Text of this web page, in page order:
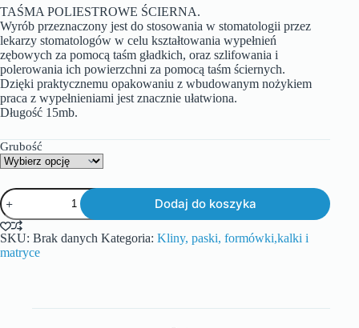
TAŚMA POLIESTROWE ŚCIERNA.
Wyrób przeznaczony jest do stosowania w stomatologii przez
lekarzy stomatologów w celu kształtowania wypełnień
zębowych za pomocą taśm gładkich, oraz szlifowania i
polerowania ich powierzchni za pomocą taśm ściernych.
Dzięki praktycznemu opakowaniu z wbudowanym nożykiem
praca z wypełnieniami jest znacznie ułatwiona.
Długość 15mb.
Grubość
Dodaj do koszyka
SKU: Brak danych Kategoria: Kliny, paski, formówki,kalki i
matryce